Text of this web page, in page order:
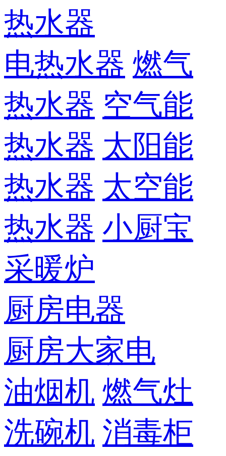
热水器
电热水器 燃气
热水器 空气能
热水器 太阳能
热水器 太空能
热水器 小厨宝
采暖炉
厨房电器
厨房大家电
油烟机 燃气灶
洗碗机 消毒柜